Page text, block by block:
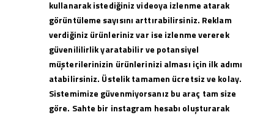
kullanarak istediğiniz videoya izlenme atarak
görüntüleme sayısını arttırabilirsiniz. Reklam
verdiğiniz ürünleriniz var ise izlenme vererek
güvenililirlik yaratabilir ve potansiyel
müşterilerinizin ürünlerinizi alması için ilk adımı
atabilirsiniz. Üstelik tamamen ücretsiz ve kolay.
Sistemimize güvenmiyorsanız bu araç tam size
göre. Sahte bir instagram hesabı oluşturarak